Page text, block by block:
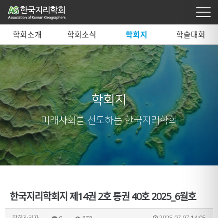
학회소개 학회소식 학회지 학술대회
학회지
미래사회를 선도하는 한국지리학회
한국지리학회지 제14권 2호 통권 40호 2025_6월호